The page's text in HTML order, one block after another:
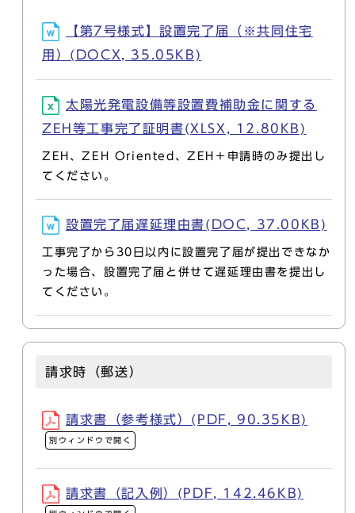
【第7号様式】設置完了届（※共同住宅
用）(DOCX, 35.05KB)
太陽光発電設備等設置費補助金に関する
ZEH等工事完了証明書(XLSX, 12.80KB)
ZEH、ZEH Oriented、ZEH＋申請時のみ提出し
てください。
設置完了届遅延理由書(DOC, 37.00KB)
工事完了から30日以内に設置完了届が提出できなか
った場合、設置完了届と併せて遅延理由書を提出し
てください。
請求時（郵送）
請求書（参考様式）(PDF, 90.35KB)
別ウィンドウで開く
請求書（記入例）(PDF, 142.46KB)